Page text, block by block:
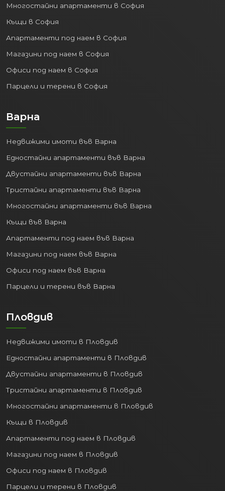
Многостайни апартаменти в София
Къщи в София
Апартаменти под наем в София
Магазини под наем в София
Офиси под наем в София
Парцели и терени в София
Варна
Недвижими имоти във Варна
Едностайни апартаменти във Варна
Двустайни апартаменти във Варна
Тристайни апартаменти във Варна
Многостайни апартаменти във Варна
Къщи във Варна
Апартаменти под наем във Варна
Магазини под наем във Варна
Офиси под наем във Варна
Парцели и терени във Варна
Пловдив
Недвижими имоти в Пловдив
Едностайни апартаменти в Пловдив
Двустайни апартаменти в Пловдив
Тристайни апартаменти в Пловдив
Многостайни апартаменти в Пловдив
Къщи в Пловдив
Апартаменти под наем в Пловдив
Магазини под наем в Пловдив
Офиси под наем в Пловдив
Парцели и терени в Пловдив